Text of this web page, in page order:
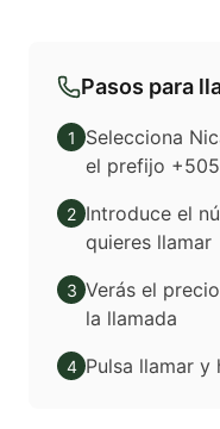
Pasos para
1
Selecciona
el prefijo +505
2 Introduce el
quieres llamar
3 Verás el
la llamada
4 Pulsa llamar